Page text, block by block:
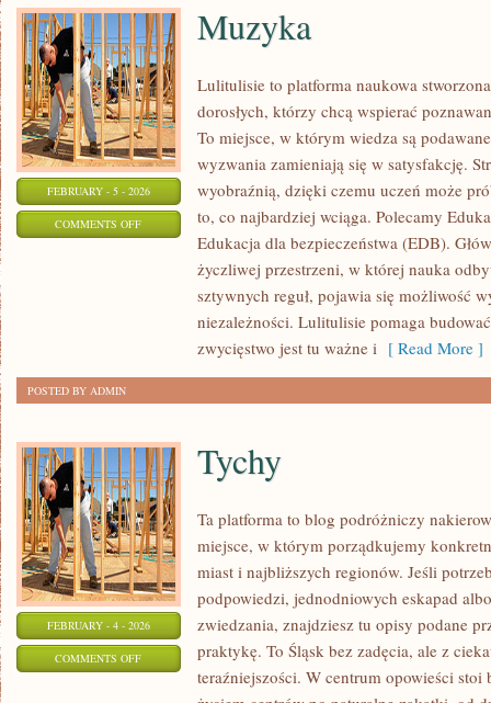
FEBRUARY - 5 - 2026
COMMENTS OFFON
Muzyka
Lulitulisie to platforma naukowa
dorosłych, którzy chcą wspierać
To miejsce, w którym wiedza są
wyzwania zamieniają się w satysfakcję.
wyobraźnią, dzięki czemu uczeń może
to, co najbardziej wciąga. Polecamy
Edukacja dla bezpieczeństwa (EDB).
życzliwej przestrzeni, w której nauka
sztywnych reguł, pojawia się możliwość
niezależności. Lulitulisie pomaga
zwycięstwo jest tu ważne i [ Read More ]
POSTED BY ADMIN
FEBRUARY - 4 - 2026
COMMENTS OFFON
Tychy
Ta platforma to blog podróżniczy
miejsce, w którym porządkujemy
miast i najbliższych regionów. Jeśli
podpowiedzi, jednodniowych eskapad
zwiedzania, znajdziesz tu opisy podane
praktykę. To Śląsk bez zadęcia, ale z
teraźniejszości. W centrum opowieści